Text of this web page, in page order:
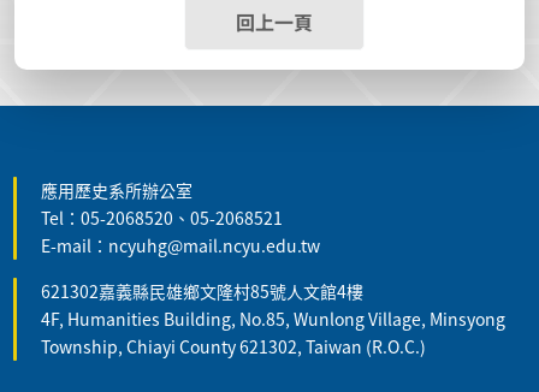
回上一頁
應用歷史系所辦公室
Tel：05-2068520、05-2068521
E-mail：ncyuhg@mail.ncyu.edu.tw
621302嘉義縣民雄鄉文隆村85號人文館4樓
4F, Humanities Building, No.85, Wunlong Village, Minsyong
Township, Chiayi County 621302, Taiwan (R.O.C.)